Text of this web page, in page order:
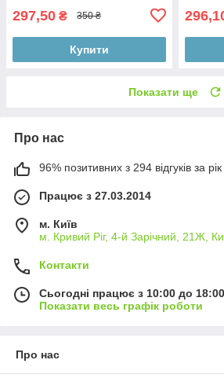
297,50 ₴ 350 ₴
Купити
Показати ще
Про нас
96% позитивних з 294 відгуків за рік
Працює з 27.03.2014
м. Київ
м. Кривий Ріг, 4-й Зарічний, 21Ж,
Контакти
Сьогодні працює з 10:00 до 18:00
Показати весь графік роботи
Про нас